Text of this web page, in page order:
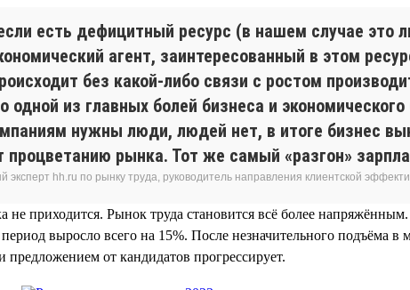
есть дефицитный ресурс (в нашем случае
агент, заинтересованный в этом
без какой-либо связи с ростом
одной из главных болей бизнеса и
нужны люди, людей нет, в итоге бизнес
процветанию рынка. Тот же самый «разгон»
эксперт hh.ru по рынку труда, руководитель направления клиентской
приходится. Рынок труда становится всё более
выросло всего на 15%. После незначительного подъёма
от кандидатов прогрессирует.